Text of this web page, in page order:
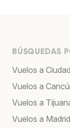
BÚSQUEDAS
Vuelos a
Vuelos a
Vuelos a
Vuelos a Madrid